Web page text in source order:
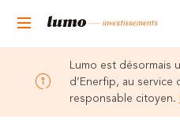
Lumo est désormais
d’Enerfip, au service
responsable citoyen.